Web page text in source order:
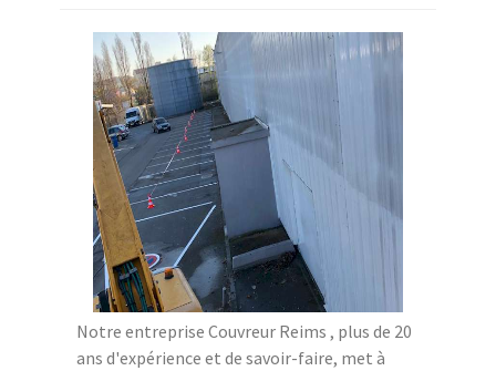
Notre entreprise Couvreur Reims , plus de 20
ans d'expérience et de savoir-faire, met à